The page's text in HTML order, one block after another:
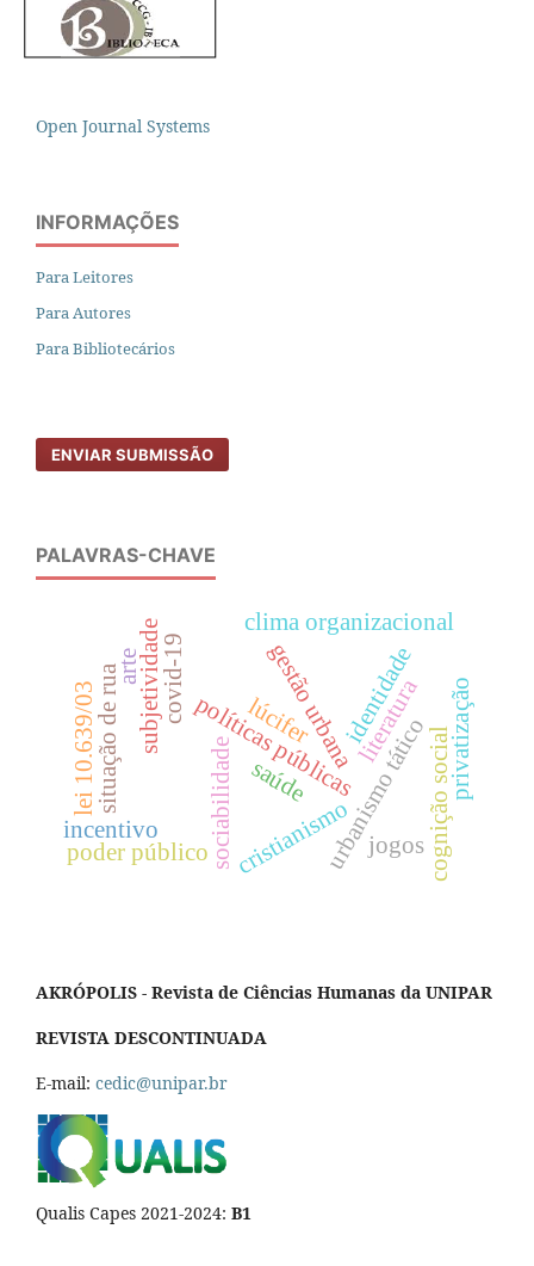
Open Journal Systems
INFORMAÇÕES
Para Leitores
Para Autores
Para Bibliotecários
ENVIAR SUBMISSÃO
PALAVRAS-CHAVE
covid-19
sociabilidade
políticas públicas
gestão urbana
urbanismo tático
identidade
subjetividade
cognição social
clima organizacional
poder público
arte
situação de rua lúcifer
cristianismo
literatura
lei 10.639/03 saúde privatização
jogos
incentivo
AKRÓPOLIS - Revista de Ciências Humanas da UNIPAR
REVISTA DESCONTINUADA
E-mail: cedic@unipar.br
Qualis Capes 2021-2024: B1